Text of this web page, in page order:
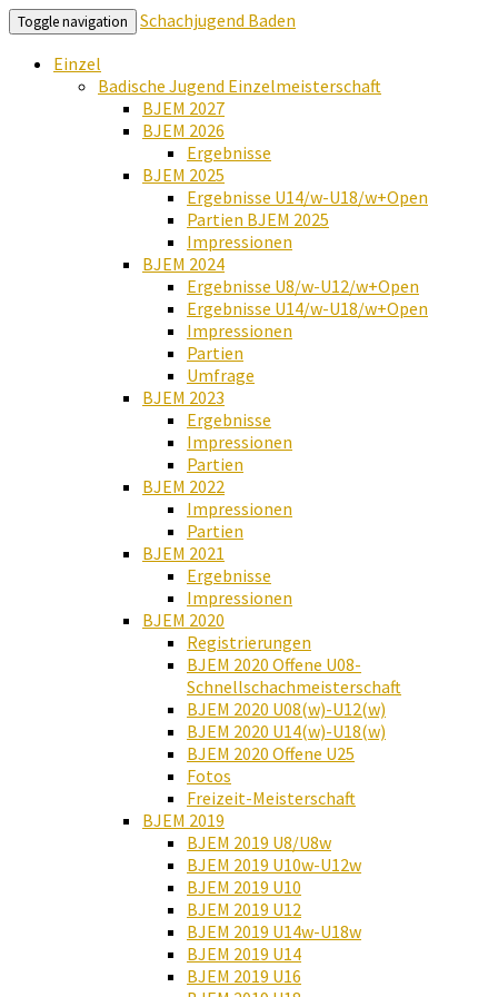
Toggle navigation
Schachjugend Baden
Einzel
Badische Jugend Einzelmeisterschaft
BJEM 2027
BJEM 2026
Ergebnisse
BJEM 2025
Ergebnisse U14/w-U18/w+Open
Partien BJEM 2025
Impressionen
BJEM 2024
Ergebnisse U8/w-U12/w+Open
Ergebnisse U14/w-U18/w+Open
Impressionen
Partien
Umfrage
BJEM 2023
Ergebnisse
Impressionen
Partien
BJEM 2022
Impressionen
Partien
BJEM 2021
Ergebnisse
Impressionen
BJEM 2020
Registrierungen
BJEM 2020 Offene U08-
Schnellschachmeisterschaft
BJEM 2020 U08(w)-U12(w)
BJEM 2020 U14(w)-U18(w)
BJEM 2020 Offene U25
Fotos
Freizeit-Meisterschaft
BJEM 2019
BJEM 2019 U8/U8w
BJEM 2019 U10w-U12w
BJEM 2019 U10
BJEM 2019 U12
BJEM 2019 U14w-U18w
BJEM 2019 U14
BJEM 2019 U16